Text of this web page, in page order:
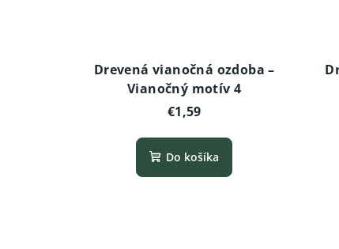
Drevená vianočná ozdoba –
Vianočný motív 4
€1,59
Do košíka